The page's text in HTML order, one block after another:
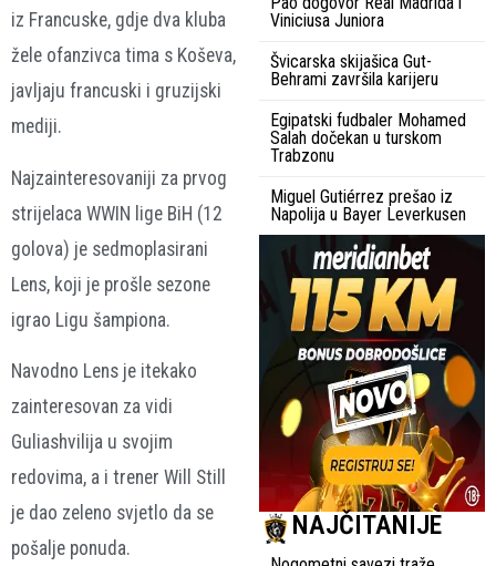
iz Francuske, gdje dva kluba
žele ofanzivca tima s Koševa,
javljaju francuski i gruzijski
mediji.
Najzainteresovaniji za prvog
strijelaca WWIN lige BiH (12
golova) je sedmoplasirani
Lens, koji je prošle sezone
igrao Ligu šampiona.
Navodno Lens je itekako
zainteresovan za vidi
Guliashvilija u svojim
redovima, a i trener Will Still
je dao zeleno svjetlo da se
pošalje ponuda.
Viniciusa Juniora
Švicarska skijašica Gut-
Behrami završila karijeru
Egipatski fudbaler Mohamed
Salah dočekan u turskom
Trabzonu
Miguel Gutiérrez prešao iz
Napolija u Bayer Leverkusen
NAJČITANIJE